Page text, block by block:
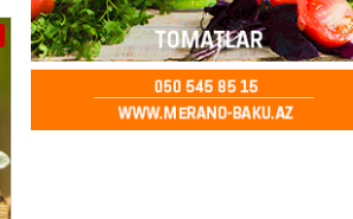
HADISƏ
Sərhədlərimizi pozan 26 nəfər tutuldu
06.08.2026- 15:45